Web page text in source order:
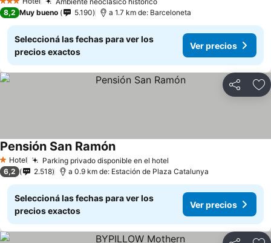
3 Estrellas
8,2 Muy bueno 5.190 a 1.7 km de: Barceloneta
Seleccioná las fechas para ver los
precios exactos
Ver precios
Compartir
1 Estrellas
Hotel Parking privado disponible en el hotel
Pensión San Ramón
6,2 2.518 a 0.9 km de: Estación de Plaza Catalunya
Seleccioná las fechas para ver los
precios exactos
Ver precios